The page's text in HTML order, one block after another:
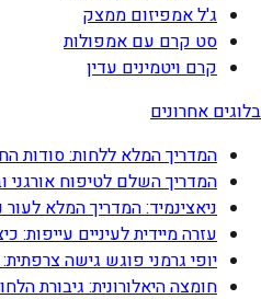
ג'ל אמפיזום ממצק
סט קרם עם אמפולות
קרם ויטמינים עדין
בלוגים אחרונים
המדריך המלא ללחות: סודות
המדריך השלם לטיפוח אורגני
ניאצינמיד: המדריך המלא לעור
עזרה מיידית לעיניים עייפות:
יופי גרמני פוגש גישה
חומצה היאלורונית: גיבורת